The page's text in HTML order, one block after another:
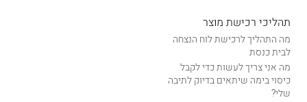
תהליכי רכישת מוצר
מה התהליך לרכישת לוח הנצחה
לבית כנסת
מה אני צריך לעשות כדי לקבל
כיסוי בימה שיתאים בדיוק לתיבה
שלי?